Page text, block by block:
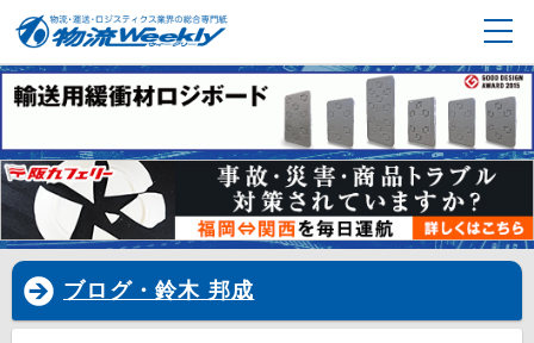
ブログ・鈴木 邦成